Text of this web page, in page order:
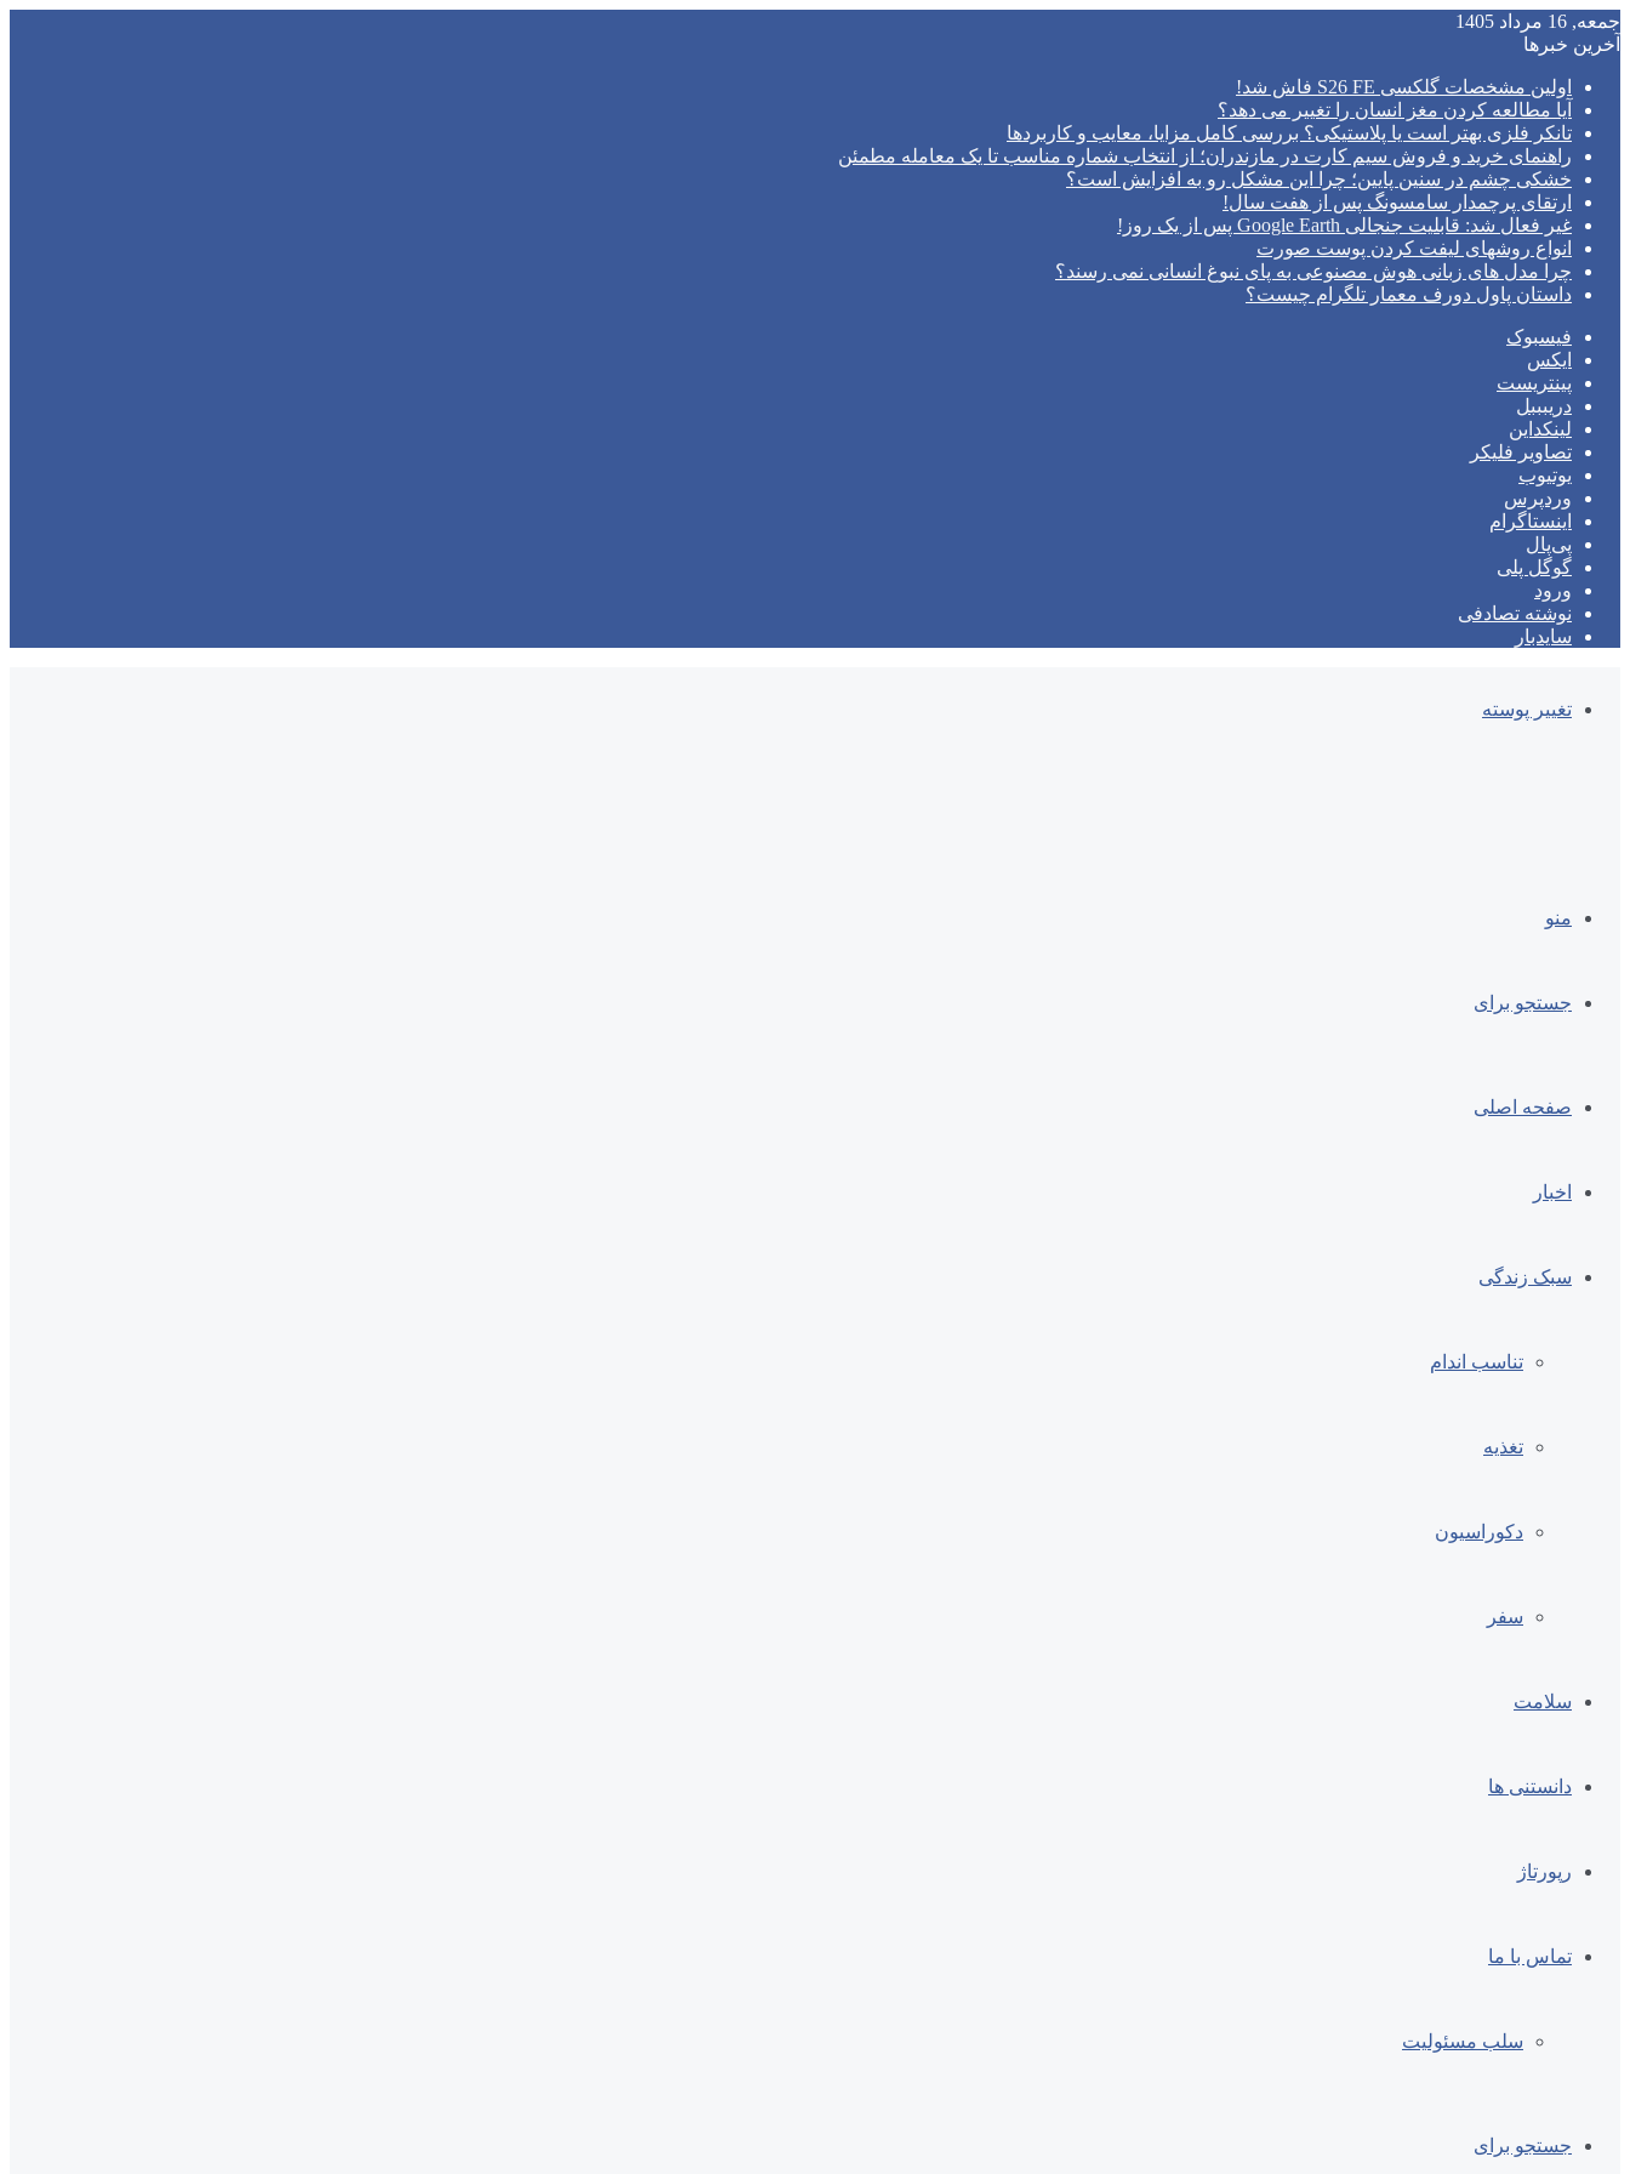
جمعه, 16 مرداد 1405
آخرین خبرها
اولین مشخصات گلکسی S26 FE فاش شد!
آیا مطالعه کردن مغز انسان را تغییر می‌ دهد؟
تانکر فلزی بهتر است یا پلاستیکی؟ بررسی کامل مزایا، معایب و کاربردها
راهنمای خرید و فروش سیم کارت در مازندران؛ از انتخاب شماره مناسب تا یک معامله مطمئن
خشکی چشم در سنین پایین؛ چرا این مشکل رو به افزایش است؟
ارتقای پرچمدار سامسونگ پس از هفت سال!
غیر فعال شد: قابلیت جنجالی Google Earth پس از یک روز!
انواع روشهای لیفت کردن پوست صورت
چرا مدل‌ های زبانی هوش مصنوعی به پای نبوغ انسانی نمی‌ رسند؟
داستان پاول دورف معمار تلگرام چیست؟
فیسبوک
ایکس
پینتریست
دریبببل
لینکداین
تصاویر فلیکر
یوتیوب
وردپرس
اینستاگرام
پی‌پال
گوگل پلی
ورود
نوشته تصادفی
سایدبار
تغییر پوسته
منو
جستجو برای
صفحه اصلی
اخبار
سبک زندگی
تناسب اندام
تغذیه
دکوراسیون
سفر
سلامت
دانستنی ها
رپورتاژ
تماس با ما
سلب مسئولیت
جستجو برای